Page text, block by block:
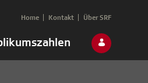
Home Kontakt Über SRF